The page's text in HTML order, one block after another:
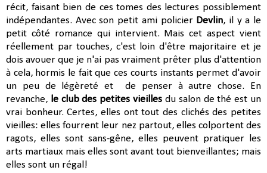
récit, faisant bien de ces tomes des lectures possiblement
indépendantes. Avec son petit ami policier Devlin, il y a le
petit côté romance qui intervient. Mais cet aspect vient
réellement par touches, c'est loin d'être majoritaire et je
dois avouer que je n'ai pas vraiment prêter plus d'attention
à cela, hormis le fait que ces courts instants permet d'avoir
un peu de légèreté et de penser à autre chose. En
revanche, le club des petites vieilles du salon de thé est un
vrai bonheur. Certes, elles ont tout des clichés des petites
vieilles: elles fourrent leur nez partout, elles colportent des
ragots, elles sont sans-gêne, elles peuvent pratiquer les
arts martiaux mais elles sont avant tout bienveillantes; mais
elles sont un régal!